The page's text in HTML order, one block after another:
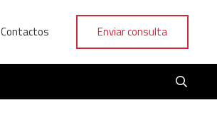
Contactos Enviar consulta